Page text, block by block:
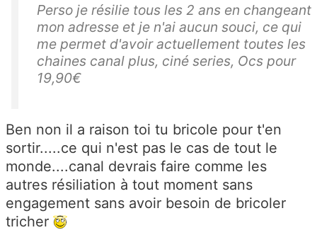
Perso je résilie tous les 2 ans en changeant
mon adresse et je n'ai aucun souci, ce qui
me permet d'avoir actuellement toutes les
chaines canal plus, ciné series, Ocs pour
19,90€
Ben non il a raison toi tu bricole pour t'en
sortir.....ce qui n'est pas le cas de tout le
monde....canal devrais faire comme les
autres résiliation à tout moment sans
engagement sans avoir besoin de bricoler
tricher